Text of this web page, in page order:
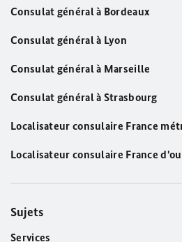
Consulat général à Bordeaux
Consulat général à Lyon
Consulat général à Marseille
Consulat général à Strasbourg
Localisateur consulaire France
Localisateur consulaire France
Sujets
Services